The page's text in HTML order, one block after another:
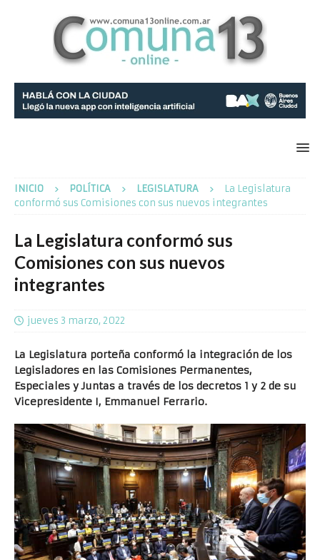
INICIO POLÍTICA LEGISLATURA
La Legislatura
conformó sus Comisiones con sus nuevos integrantes
La Legislatura conformó sus
Comisiones con sus nuevos
integrantes
jueves 3 marzo, 2022
La Legislatura porteña conformó la integración de los
Legisladores en las Comisiones Permanentes,
Especiales y Juntas a través de los decretos 1 y 2 de su
Vicepresidente I, Emmanuel Ferrario.